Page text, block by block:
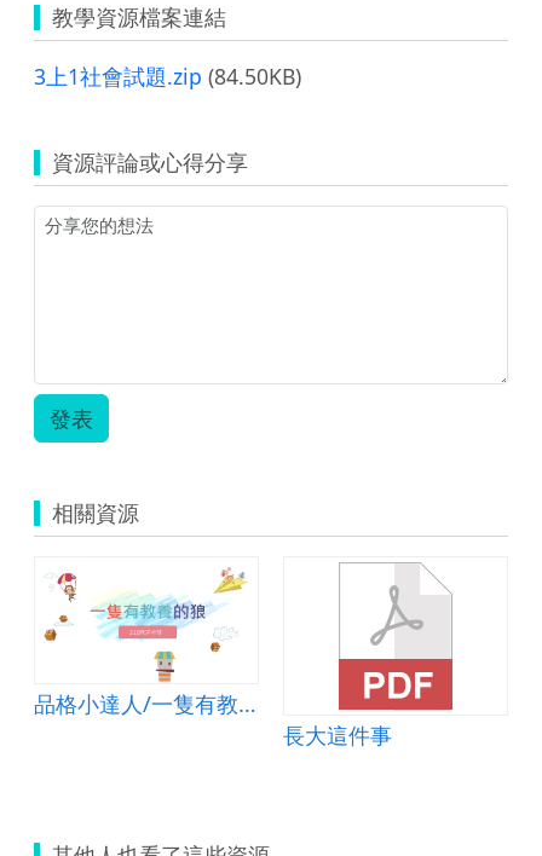
教學資源檔案連結
3上1社會試題.zip (84.50KB)
資源評論或心得分享
發表
相關資源
品格小達人/一隻有教養的狼
長大這件事